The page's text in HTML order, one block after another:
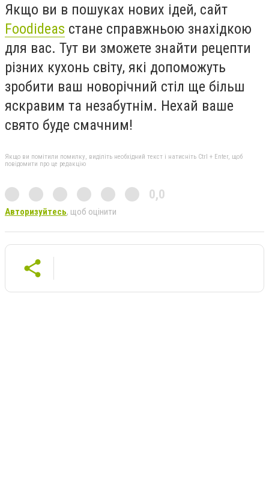
Якщо ви в пошуках нових ідей, сайт
Foodideas стане справжньою знахідкою
для вас. Тут ви зможете знайти рецепти
різних кухонь світу, які допоможуть
зробити ваш новорічний стіл ще більш
яскравим та незабутнім. Нехай ваше
свято буде смачним!
Якщо ви помітили помилку, виділіть необхідний текст і натисніть Ctrl + Enter, щоб
повідомити про це редакцію
0,0
Авторизуйтесь, щоб оцінити